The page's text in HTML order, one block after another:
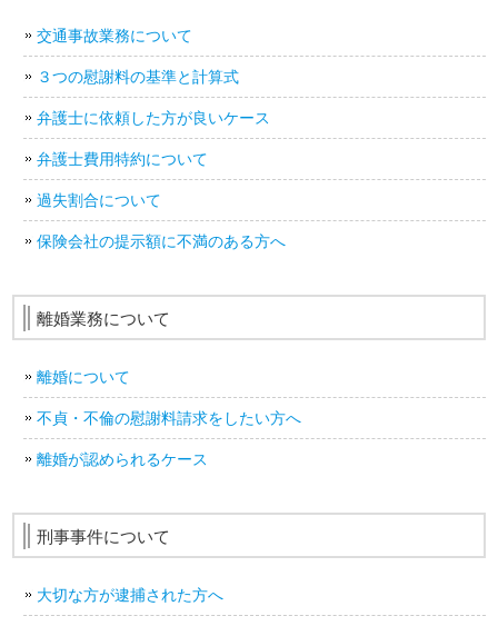
交通事故業務について
３つの慰謝料の基準と計算式
弁護士に依頼した方が良いケース
弁護士費用特約について
過失割合について
保険会社の提示額に不満のある方へ
離婚業務について
離婚について
不貞・不倫の慰謝料請求をしたい方へ
離婚が認められるケース
刑事事件について
大切な方が逮捕された方へ